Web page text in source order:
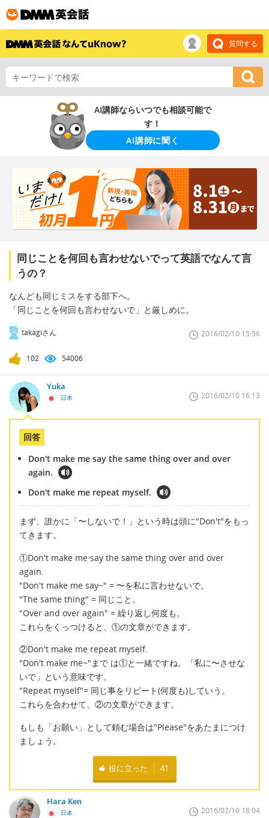
質問する
AI講師ならいつでも相談可能で
す！
AI講師に聞く
同じことを何回も言わせないでって英語でなんて言
うの？
なんども同じミスをする部下へ。
「同じことを何回も言わせないで」と厳しめに。
takagiさん 2016/02/10 15:56
102 54006
Yuka
日本 2016/02/10 16:13
回答
Don't make me say the same thing over and over
again.
Don't make me repeat myself.
まず、誰かに「〜しないで！」という時は頭に"Don't"をもっ
てきます。
①Don't make me say the same thing over and over
again.
"Don't make me say~" = 〜を私に言わせないで。
"The same thing" = 同じこと。
"Over and over again" = 繰り返し何度も。
これらをくっつけると、①の文章ができます。
②Don't make me repeat myself.
"Don't make me~"まで は①と一緒ですね。「私に〜させな
いで」という意味です。
"Repeat myself"= 同じ事をリピート(何度も)していう。
これらを合わせて、②の文章ができます。
もしも「お願い」として頼む場合は"Please"をあたまにつけ
ましょう。
役に立った 41
Hara Ken
日本 2016/02/10 18:04